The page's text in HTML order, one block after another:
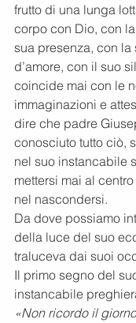
frutto di una lunga
corpo con Dio, con la
sua presenza, con la
d’amore, con il suo
coincide mai con le
immaginazioni e
dire che padre
conosciuto tutto ciò,
nel suo instancabile
mettersi mai al
nel nascondersi.
Da dove possiamo
della luce del suo
traluceva dai suoi
Il primo segno del
instancabile
«Non ricordo il